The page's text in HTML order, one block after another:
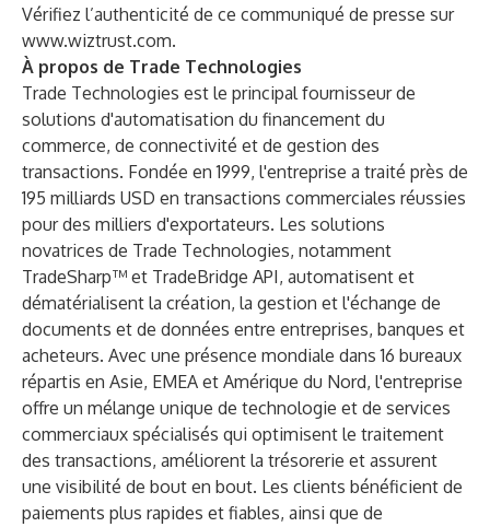
Vérifiez l’authenticité de ce communiqué de presse sur
www.wiztrust.com.
À propos de Trade Technologies
Trade Technologies est le principal fournisseur de
solutions d'automatisation du financement du
commerce, de connectivité et de gestion des
transactions. Fondée en 1999, l'entreprise a traité près de
195 milliards USD en transactions commerciales réussies
pour des milliers d'exportateurs. Les solutions
novatrices de Trade Technologies, notamment
TradeSharp™ et TradeBridge API, automatisent et
dématérialisent la création, la gestion et l'échange de
documents et de données entre entreprises, banques et
acheteurs. Avec une présence mondiale dans 16 bureaux
répartis en Asie, EMEA et Amérique du Nord, l'entreprise
offre un mélange unique de technologie et de services
commerciaux spécialisés qui optimisent le traitement
des transactions, améliorent la trésorerie et assurent
une visibilité de bout en bout. Les clients bénéficient de
paiements plus rapides et fiables, ainsi que de